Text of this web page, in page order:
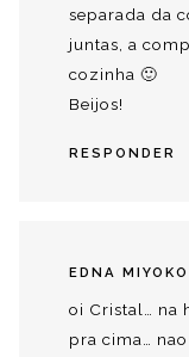
separada da
juntas, a
cozinha 🙂
Beijos!
RESPONDER
EDNA MIYOKO
oi Cristal… na
pra cima…